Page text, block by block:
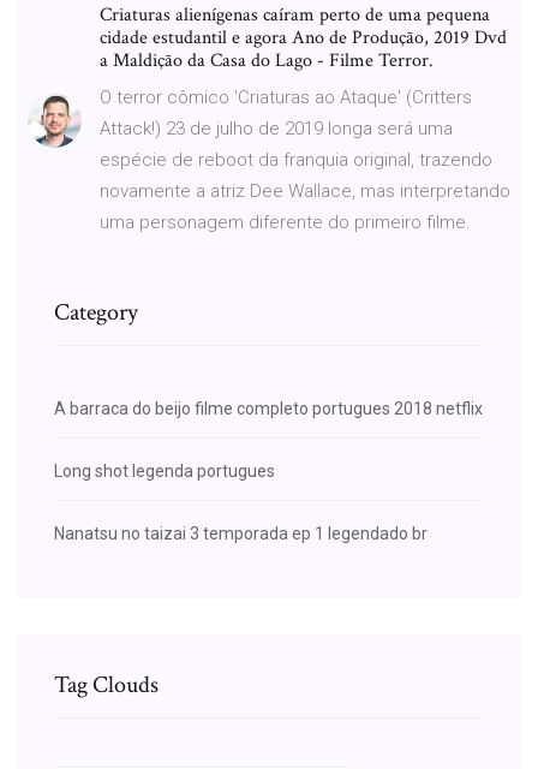
Criaturas alienígenas caíram perto de uma pequena
cidade estudantil e agora Ano de Produção, 2019 Dvd
a Maldição da Casa do Lago - Filme Terror.
O terror cômico 'Criaturas ao Ataque' (Critters
Attack!) 23 de julho de 2019 longa será uma
espécie de reboot da franquia original, trazendo
novamente a atriz Dee Wallace, mas interpretando
uma personagem diferente do primeiro filme.
Category
A barraca do beijo filme completo portugues 2018 netflix
Long shot legenda portugues
Nanatsu no taizai 3 temporada ep 1 legendado br
Tag Clouds